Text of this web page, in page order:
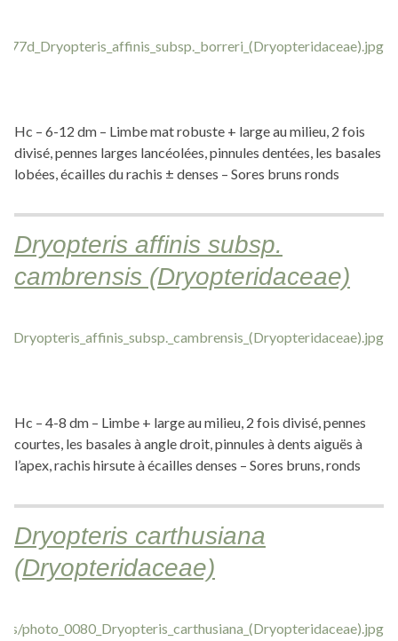
Hc – 6-12 dm – Limbe mat robuste + large au milieu, 2 fois
divisé, pennes larges lancéolées, pinnules dentées, les basales
lobées, écailles du rachis ± denses – Sores bruns ronds
Dryopteris affinis subsp.
cambrensis (Dryopteridaceae)
Hc – 4-8 dm – Limbe + large au milieu, 2 fois divisé, pennes
courtes, les basales à angle droit, pinnules à dents aiguës à
l’apex, rachis hirsute à écailles denses – Sores bruns, ronds
Dryopteris carthusiana
(Dryopteridaceae)